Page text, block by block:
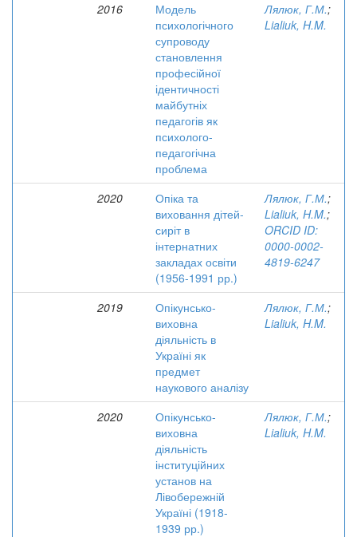
2016
Модель
психологічного
супроводу
становлення
професійної
ідентичності
майбутніх
педагогів як
психолого-
педагогічна
проблема
Лялюк, Г.М.;
Lialiuk, H.M.
2020
Опіка та
виховання дітей-
сиріт в
інтернатних
закладах освіти
(1956-1991 рр.)
Лялюк, Г.М.;
Lialiuk, H.M.;
ORCID ID:
0000-0002-
4819-6247
2019
Опікунсько-
виховна
діяльність в
Україні як
предмет
наукового аналізу
Лялюк, Г.М.;
Lialiuk, H.M.
2020
Опікунсько-
виховна
діяльність
інституційних
установ на
Лівобережній
Україні (1918-
1939 рр.)
Лялюк, Г.М.;
Lialiuk, H.M.